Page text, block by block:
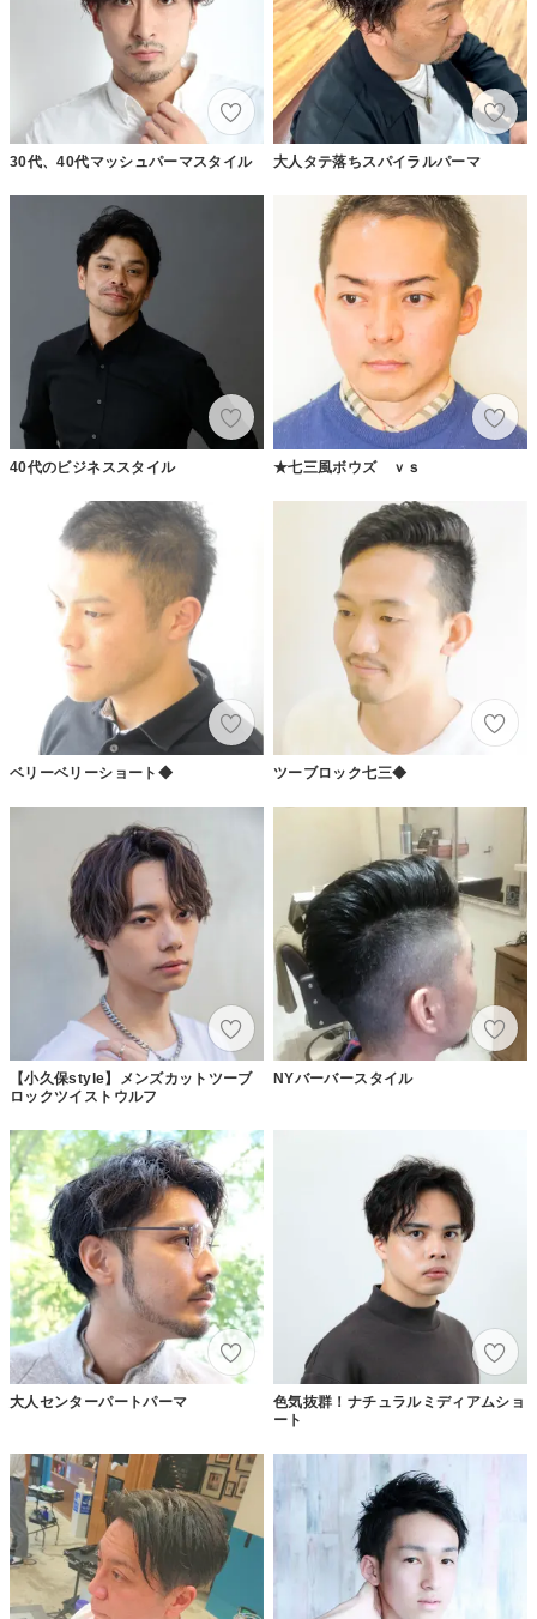
30代、40代マッシュパーマスタイル 大人タテ落ちスパイラルパーマ
40代のビジネススタイル ★七三風ボウズ ｖｓ
ベリーベリーショート◆ ツーブロック七三◆
【小久保style】メンズカットツーブ
ロックツイストウルフ
NYバーバースタイル
大人センターパートパーマ
色気抜群！ナチュラルミディアムショ
ート